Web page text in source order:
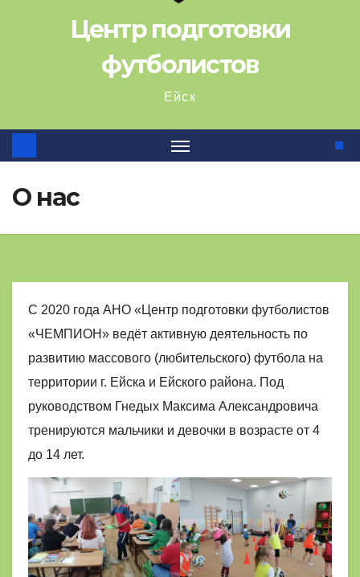
Центр подготовки
футболистов
Ейск
О нас
С 2020 года АНО «Центр подготовки футболистов
«ЧЕМПИОН» ведёт активную деятельность по
развитию массового (любительского) футбола на
территории г. Ейска и Ейского района. Под
руководством Гнедых Максима Александровича
тренируются мальчики и девочки в возрасте от 4
до 14 лет.